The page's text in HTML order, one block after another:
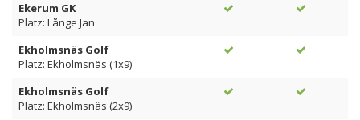
Ekerum GK
Platz: Långe Jan
Ekholmsnäs Golf
Platz: Ekholmsnäs (1x9)
Ekholmsnäs Golf
Platz: Ekholmsnäs (2x9)